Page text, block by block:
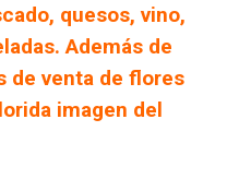
quesos, vino,
Además de
de venta de flores
imagen del